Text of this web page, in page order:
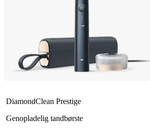
DiamondClean Prestige
Genopladelig tandbørste